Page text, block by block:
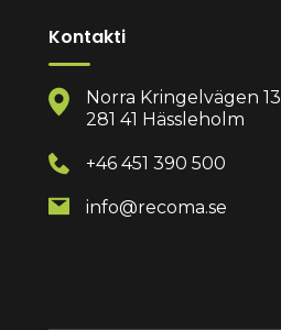
Kontakti
Norra Kringelvägen 13
281 41 Hässleholm
+46 451 390 500
info@recoma.se